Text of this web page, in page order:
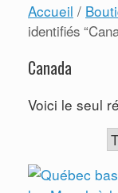
Accueil /
identifiés
Canada
Voici le seul